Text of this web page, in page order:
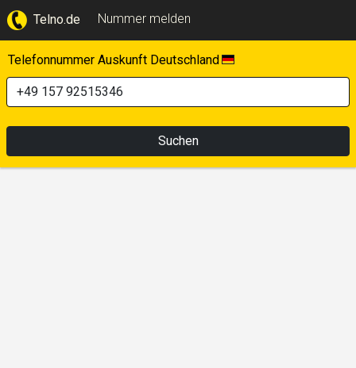
Telno.de Nummer melden
Telefonnummer Auskunft Deutschland
Suchen